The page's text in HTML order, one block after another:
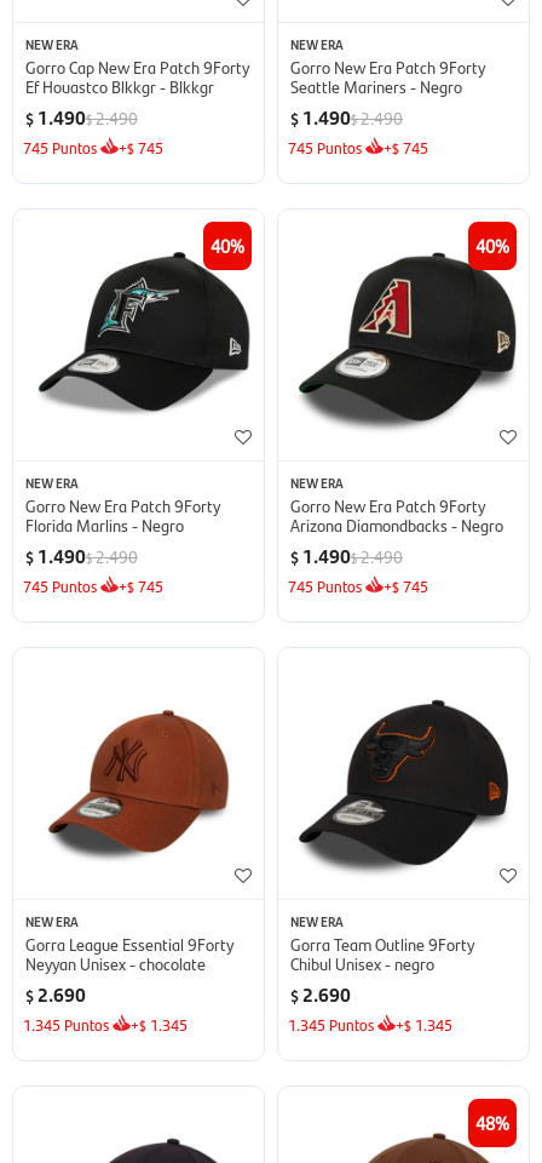
NEW ERA
Gorro Cap New Era Patch 9Forty
Ef Houastco Blkkgr - Blkkgr
$ 1.490$2.490
745 Puntos +$745
NEW ERA
Gorro New Era Patch 9Forty
Seattle Mariners - Negro
$ 1.490$2.490
745 Puntos +$745
40
NEW ERA
Gorro New Era Patch 9Forty
Florida Marlins - Negro
$ 1.490$2.490
745 Puntos +$745
40
NEW ERA
Gorro New Era Patch 9Forty
Arizona Diamondbacks - Negro
$ 1.490$2.490
745 Puntos +$745
NEW ERA
Gorra League Essential 9Forty
Neyyan Unisex - chocolate
$ 2.690
1.345 Puntos +$ 1.345
NEW ERA
Gorra Team Outline 9Forty
Chibul Unisex - negro
$ 2.690
1.345 Puntos +$ 1.345
48